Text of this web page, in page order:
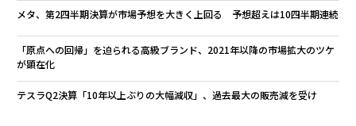
メタ、第2四半期決算が市場予想を大きく上回る 予想超えは10四半期連続
「原点への回帰」を迫られる高級ブランド、2021年以降の市場拡大のツケ
が顕在化
テスラQ2決算「10年以上ぶりの大幅減収」、過去最大の販売減を受け